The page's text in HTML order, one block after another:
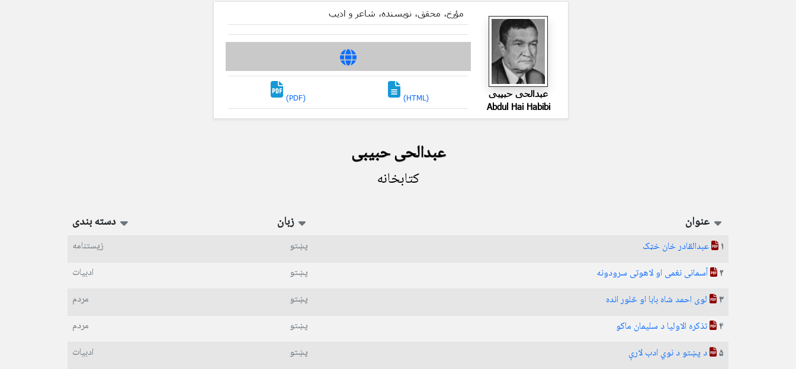
مؤرخ، محقق، نویسنده، شاعر و ادیب
(PDF) (HTML)
عبدالحی حبیبی
Abdul Hai Habibi
عبدالحی حبیبی
کتابخانه
عنوان زبان دسته بندی
1 عبدالقادر خان خټک پښتو زیستنامه
2 آسمانی نغمی او لاهوتی سرودونه پښتو ادبیات
3 لوی احمد شاه بابا او څلور انده پښتو مردم
4 تذکره الاولیا د سلیمان ماکو پښتو مردم
5 د پښتو د نوي ادب لارې پښتو ادبیات